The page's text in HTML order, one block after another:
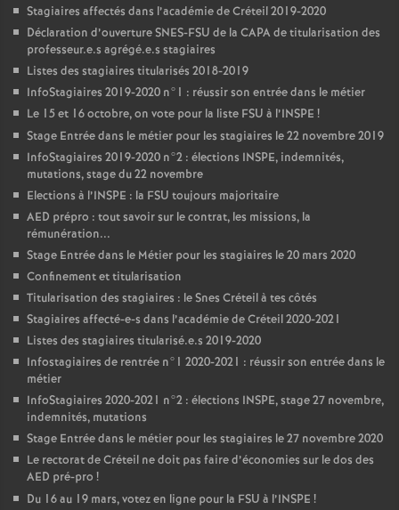
Stagiaires affectés dans l’académie de Créteil 2019-2020
Déclaration d’ouvertureSNES-FSU de la CAPAde titularisation des
professeur.e.s agrégé.e.s stagiaires
Listes des stagiaires titularisés 2018-2019
InfoStagiaires 2019-2020 n°1 : réussir son entrée dans le métier
Le 15 et 16 octobre, on vote pour la liste FSU à l’INSPE !
Stage Entrée dans le métier pour les stagiaires le 22 novembre 2019
InfoStagiaires 2019-2020 n°2 : élections INSPE, indemnités,
mutations, stage du 22 novembre
Elections à l’INSPE : la FSU toujours majoritaire
AED prépro : tout savoir sur le contrat, les missions, la
rémunération...
Stage Entrée dans le Métier pour les stagiaires le 20 mars 2020
Confinement et titularisation
Titularisation des stagiaires : le Snes Créteil à tes côtés
Stagiaires affecté-e-s dans l’académie de Créteil 2020-2021
Listes des stagiaires titularisé.e.s 2019-2020
Infostagiaires de rentrée n°1 2020-2021 : réussir son entrée dans le
métier
InfoStagiaires 2020-2021 n°2 : élections INSPE, stage 27 novembre,
indemnités, mutations
Stage Entrée dans le métier pour les stagiaires le 27 novembre 2020
Le rectorat de Créteil ne doit pas faire d’économies sur le dos des
AED pré-pro !
Du 16 au 19 mars, votez en ligne pour la FSU à l’INSPE !